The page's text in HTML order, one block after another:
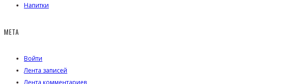
Напитки
МЕТА
Войти
Лента записей
Лента комментариев